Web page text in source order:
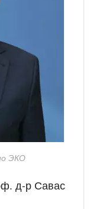
ЭКО
д-р Савас